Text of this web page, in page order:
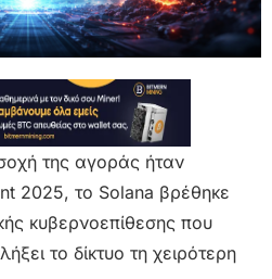
της αγοράς ήταν
2025, το Solana βρέθηκε
κυβερνοεπίθεσης που
το δίκτυο τη χειρότερη